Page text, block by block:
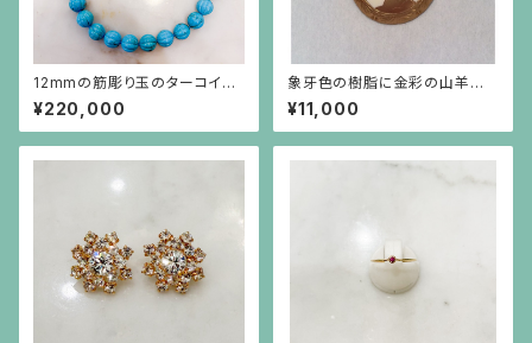
12mmの筋彫り玉のターコイズ
のネックレス
¥220,000
象牙色の樹脂に金彩の山羊の
ブローチ 楕円(中)
¥11,000